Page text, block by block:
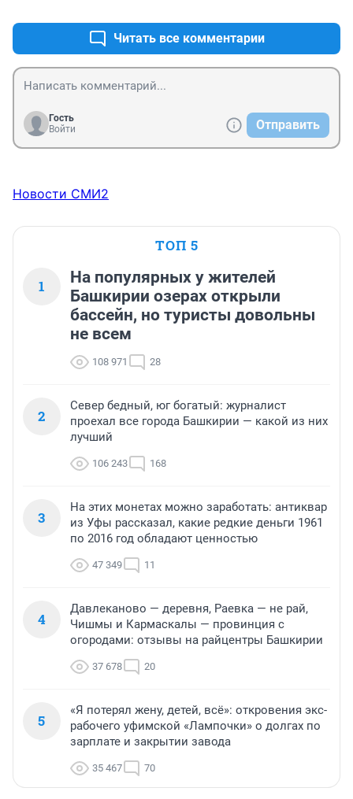
Читать все комментарии
Гость
Войти
Отправить
Новости СМИ2
ТОП 5
1
На популярных у жителей
Башкирии озерах открыли
бассейн, но туристы довольны
не всем
108 971 28
2
Север бедный, юг богатый: журналист
проехал все города Башкирии — какой из них
лучший
106 243 168
3
На этих монетах можно заработать: антиквар
из Уфы рассказал, какие редкие деньги 1961
по 2016 год обладают ценностью
47 349 11
4
Давлеканово — деревня, Раевка — не рай,
Чишмы и Кармаскалы — провинция с
огородами: отзывы на райцентры Башкирии
37 678 20
5
«Я потерял жену, детей, всё»: откровения экс-
рабочего уфимской «Лампочки» о долгах по
зарплате и закрытии завода
35 467 70